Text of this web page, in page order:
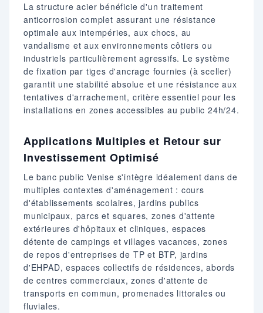
La structure acier bénéficie d'un traitement
anticorrosion complet assurant une résistance
optimale aux intempéries, aux chocs, au
vandalisme et aux environnements côtiers ou
industriels particulièrement agressifs. Le système
de fixation par tiges d'ancrage fournies (à sceller)
garantit une stabilité absolue et une résistance aux
tentatives d'arrachement, critère essentiel pour les
installations en zones accessibles au public 24h/24.
Applications Multiples et Retour sur
Investissement Optimisé
Le banc public Venise s'intègre idéalement dans de
multiples contextes d'aménagement : cours
d'établissements scolaires, jardins publics
municipaux, parcs et squares, zones d'attente
extérieures d'hôpitaux et cliniques, espaces
détente de campings et villages vacances, zones
de repos d'entreprises de TP et BTP, jardins
d'EHPAD, espaces collectifs de résidences, abords
de centres commerciaux, zones d'attente de
transports en commun, promenades littorales ou
fluviales.